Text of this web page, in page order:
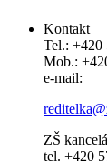
Kontakt
Tel.: +420
Mob.:
e-mail:
ZŠ
tel. +420